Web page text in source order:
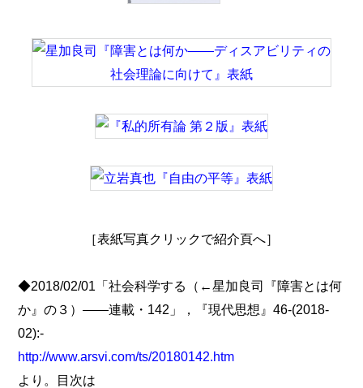
［表紙写真クリックで紹介頁へ］
◆2018/02/01「社会科学する（←星加良司『障害とは何
か』の３）――連載・142」，『現代思想』46-(2018-
02):-
http://www.arsvi.com/ts/20180142.htm
より。目次は